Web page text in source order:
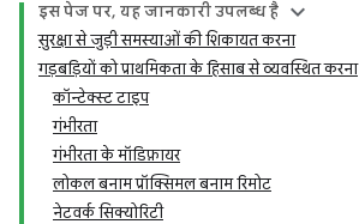
इस पेज पर, यह जानकारी उपलब्ध है
सुरक्षा से जुड़ी समस्याओं की शिकायत करना
गड़बड़ियों को प्राथमिकता के हिसाब से व्यवस्थित करना
कॉन्टेक्स्ट टाइप
गंभीरता
गंभीरता के मॉडिफ़ायर
लोकल बनाम प्रॉक्सिमल बनाम रिमोट
नेटवर्क सिक्योरिटी